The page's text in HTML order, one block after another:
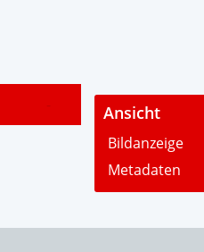
- Ansicht
Bildanzeige
Metadaten